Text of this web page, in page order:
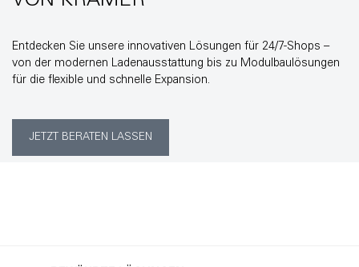
Entdecken Sie unsere innovativen Lösungen für 24/7-Shops –
von der modernen Ladenausstattung bis zu Modulbaulösungen
für die flexible und schnelle Expansion.
JETZT BERATEN LASSEN